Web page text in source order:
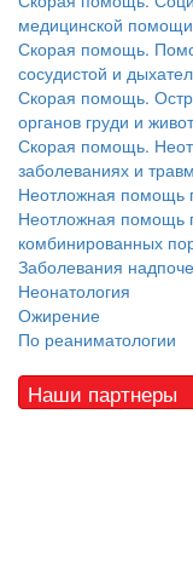
медицинской помощи
Скорая помощь.
сосудистой и
Скорая помощь.
органов груди и
Скорая помощь.
заболеваниях и
Неотложная помощь
Неотложная помощь
комбинированных
Заболевания
Неонатология
Ожирение
По реаниматологии
Наши партнеры